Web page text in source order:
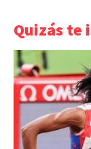
Quizás te